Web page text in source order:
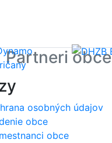
Partneri obce
osobných údajov
obce
obce